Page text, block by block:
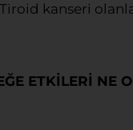
kanseri
ETKİLERİ NE